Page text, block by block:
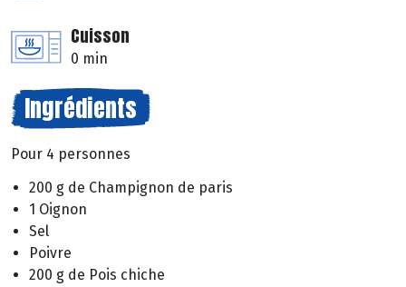
Cuisson
0 min
Ingrédients
Pour 4 personnes
200 g de Champignon de paris
1 Oignon
Sel
Poivre
200 g de Pois chiche